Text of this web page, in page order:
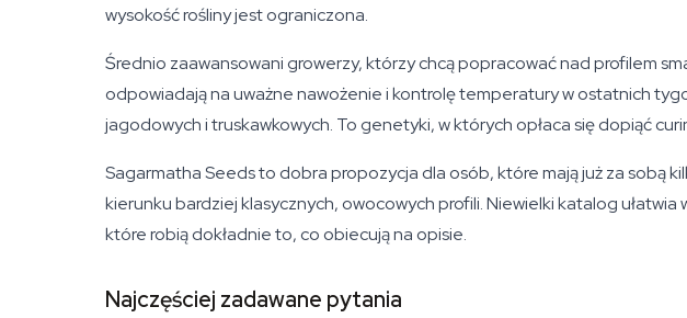
wysokość rośliny jest ograniczona.
Średnio zaawansowani growerzy, którzy chcą popracować nad profilem
odpowiadają na uważne nawożenie i kontrolę temperatury w ostatnich
jagodowych i truskawkowych. To genetyki, w których opłaca się dopiąć
Sagarmatha Seeds to dobra propozycja dla osób, które mają już za sobą
kierunku bardziej klasycznych, owocowych profili. Niewielki katalog
które robią dokładnie to, co obiecują na opisie.
Najczęściej zadawane pytania